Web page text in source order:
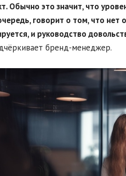
Обычно это значит, что
говорит о том, что нет
и руководство
бренд-менеджер.